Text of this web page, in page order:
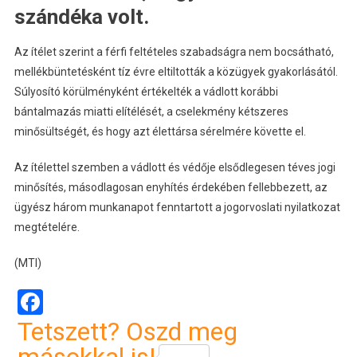
szándéka volt.
Az ítélet szerint a férfi feltételes szabadságra nem bocsátható,
mellékbüntetésként tíz évre eltiltották a közügyek gyakorlásától.
Súlyosító körülményként értékelték a vádlott korábbi
bántalmazás miatti elítélését, a cselekmény kétszeres
minősültségét, és hogy azt élettársa sérelmére követte el.
Az ítélettel szemben a vádlott és védője elsődlegesen téves jogi
minősítés, másodlagosan enyhítés érdekében fellebbezett, az
ügyész három munkanapot fenntartott a jogorvoslati nyilatkozat
megtételére.
(MTI)
Facebook
Tetszett? Oszd meg